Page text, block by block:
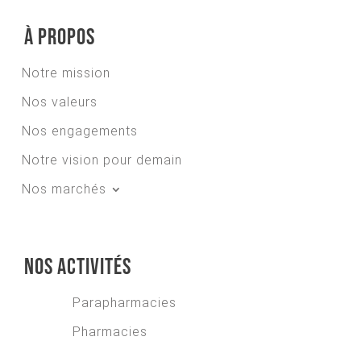
À propos
Notre mission
Nos valeurs
Nos engagements
Notre vision pour demain
Nos marchés
Nos activités
Parapharmacies
Pharmacies